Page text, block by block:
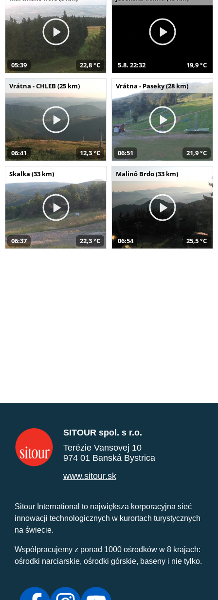
05:39 22,8 °C 5.8. 22:32 19,9 °C
Vrátna - CHLEB (25 km)
06:41 12,3 °C
Vrátna - Paseky (28 km)
06:51 21,9 °C
Skalka (33 km)
06:37 22,3 °C
Malinô Brdo (33 km)
06:54 25,5 °C
SITOUR spol. s r.o.
Terézie Vansovej 10
974 01 Banská Bystrica
www.sitour.sk
Sitour International to największa korporacyjna sieć
innowacji technologicznych w kurortach turystycznych
na świecie.
Współpracujemy z ponad 1000 ośrodków w 8 krajach:
ośrodki narciarskie, ośrodki górskie, baseny i nie tylko.